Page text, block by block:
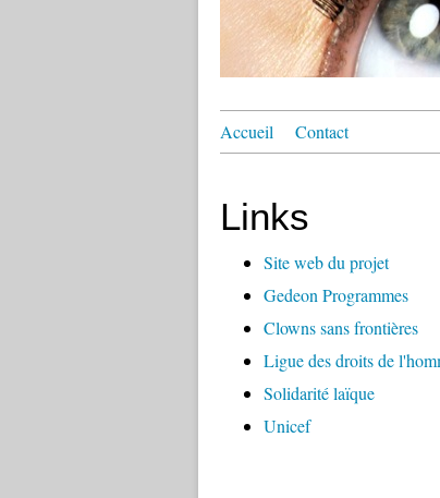
Accueil Contact
Links
Site web du projet
Gedeon Programmes
Clowns sans frontières
Ligue des droits de
Solidarité laïque
Unicef